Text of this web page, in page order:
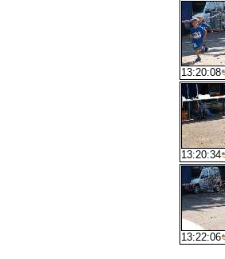
13:20:08
13:20:34
13:22:06